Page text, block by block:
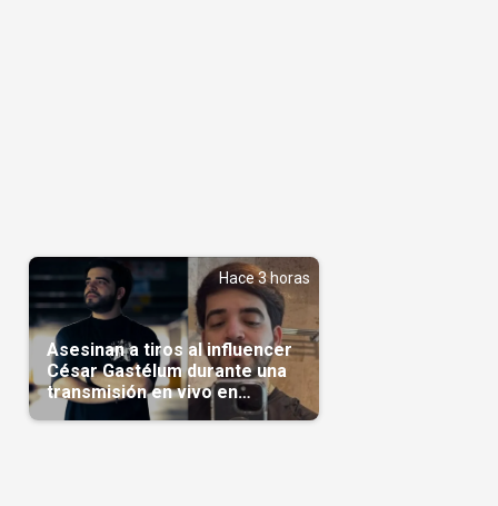
Hace 3 horas
Asesinan a tiros al influencer
César Gastélum durante una
transmisión en vivo en
Sinaloa(Video)